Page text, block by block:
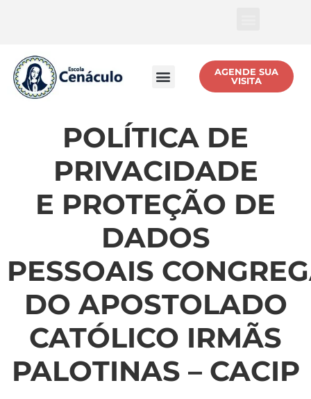
AGENDE SUA
VISITA
POLÍTICA DE
PRIVACIDADE
E PROTEÇÃO DE
DADOS
PESSOAIS
DO APOSTOLADO
CATÓLICO IRMÃS
PALOTINAS – CACIP